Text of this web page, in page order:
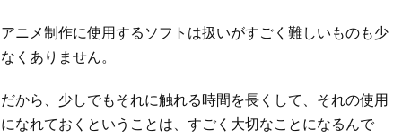
アニメ制作に使用するソフトは扱いがすごく難しいものも少
なくありません。
だから、少しでもそれに触れる時間を長くして、それの使用
になれておくということは、すごく大切なことになるんで